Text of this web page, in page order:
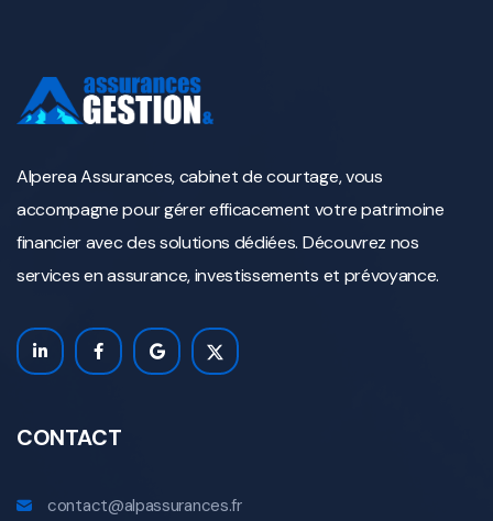
Alperea Assurances, cabinet de courtage, vous
accompagne pour gérer efficacement votre patrimoine
financier avec des solutions dédiées. Découvrez nos
services en assurance, investissements et prévoyance.
CONTACT
contact@alpassurances.fr